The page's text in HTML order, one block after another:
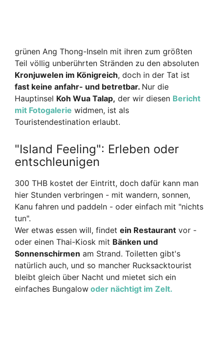
grünen Ang Thong-Inseln mit ihren zum größten
Teil völlig unberührten Stränden zu den absoluten
Kronjuwelen im Königreich, doch in der Tat ist
fast keine anfahr- und betretbar. Nur die
Hauptinsel Koh Wua Talap, der wir diesen Bericht
mit Fotogalerie widmen, ist als
Touristendestination erlaubt.
"Island Feeling": Erleben oder
entschleunigen
300 THB kostet der Eintritt, doch dafür kann man
hier Stunden verbringen - mit wandern, sonnen,
Kanu fahren und paddeln - oder einfach mit "nichts
tun".
Wer etwas essen will, findet ein Restaurant vor -
oder einen Thai-Kiosk mit Bänken und
Sonnenschirmen am Strand. Toiletten gibt's
natürlich auch, und so mancher Rucksacktourist
bleibt gleich über Nacht und mietet sich ein
einfaches Bungalow oder nächtigt im Zelt.